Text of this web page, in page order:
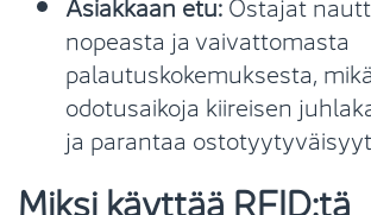
nopeasta ja vaivattomasta
palautuskokemuksesta,
odotusaikoja kiireisen
ja parantaa
Miksi käyttää RFID:tä